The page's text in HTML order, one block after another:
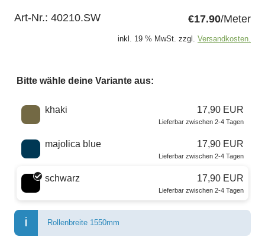
Art-Nr.: 40210.SW €17.90/Meter
inkl. 19 % MwSt. zzgl. Versandkosten.
Bitte wähle deine Variante aus:
Wähle eine Farbe
khaki 17,90 EUR
Lieferbar zwischen 2-4 Tagen
majolica blue 17,90 EUR
Lieferbar zwischen 2-4 Tagen
schwarz 17,90 EUR
Lieferbar zwischen 2-4 Tagen
Rollenbreite 1550mm